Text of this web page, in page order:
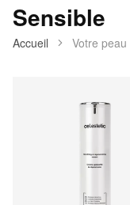
Sensible
Accueil Votre peau